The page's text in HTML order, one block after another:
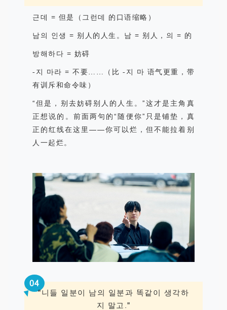
근데 = 但是（그런데 的口语缩略）
남의 인생 = 别人的人生。남 = 别人，의 = 的
방해하다 = 妨碍
-지 마라 =不要…… （比 -지 마 语气更重，带
有训斥和命令味）
“但是，别去妨碍别人的人生。 ”这才是主角真
正想说的。前面两句的“ 随便你” 只是铺垫，真
正的红线在这里——你可以烂，但不能拉着别
人一起烂。
04
"니들 일분이 남의 일분과 똑같이 생각하
지 말고 ."